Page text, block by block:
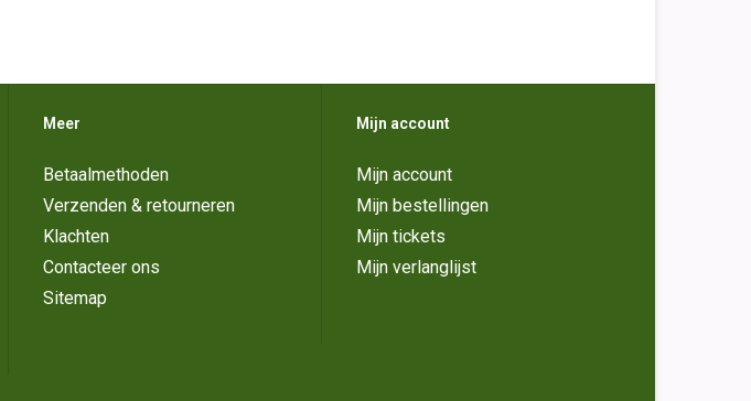
Meer
Betaalmethoden
Verzenden & retourneren
Klachten
Contacteer ons
Sitemap
Mijn account
Mijn account
Mijn bestellingen
Mijn tickets
Mijn verlanglijst